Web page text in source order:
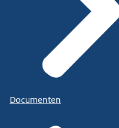
Documenten